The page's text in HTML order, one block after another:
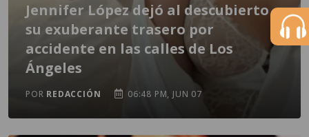
Jennifer López dejó al descubierto
su exuberante trasero por
accidente en las calles de Los
Ángeles
POR REDACCIÓN 06:48 PM, JUN 07